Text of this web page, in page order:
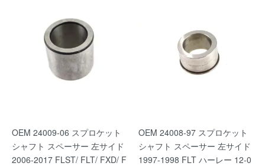
OEM 24009-06 スプロケット
シャフト スペーサー 左サイド
2006-2017 FLST/ FLT/ FXD/ F
OEM 24008-97 スプロケット
シャフト スペーサー 左サイド
1997-1998 FLT ハーレー 12-0